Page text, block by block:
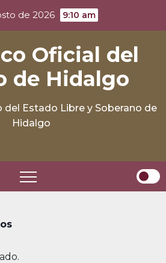
de 2026 9:10 am
Oficial del
de Hidalgo
Estado Libre y Soberano de
Hidalgo